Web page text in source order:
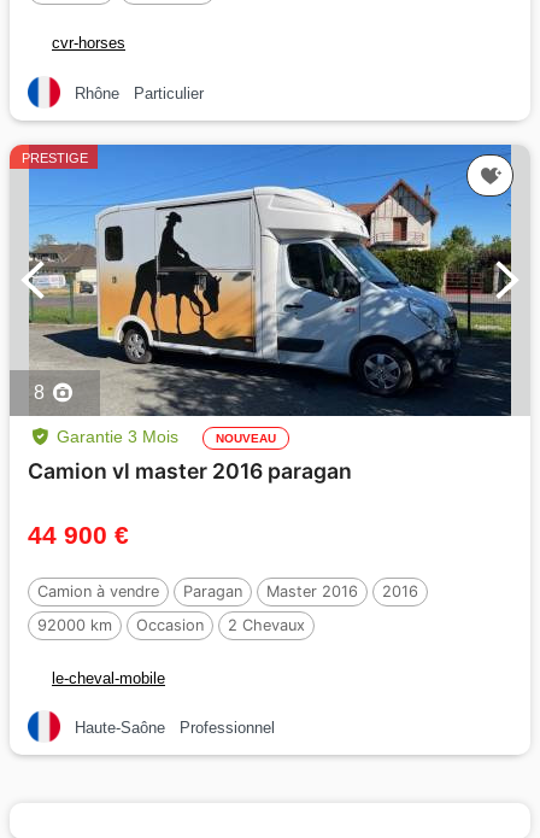
cvr-horses
Rhône Particulier
PRESTIGE
8
Garantie 3 Mois NOUVEAU
Camion vl master 2016 paragan
44 900 €
Camion à vendre Paragan Master 2016
2016
92000 km
Occasion 2 Chevaux
le-cheval-mobile
Haute-Saône Professionnel